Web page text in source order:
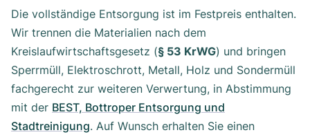
Die vollständige Entsorgung ist im Festpreis enthalten.
Wir trennen die Materialien nach dem
Kreislaufwirtschaftsgesetz (§ 53 KrWG) und bringen
Sperrmüll, Elektroschrott, Metall, Holz und Sondermüll
fachgerecht zur weiteren Verwertung, in Abstimmung
mit der BEST, Bottroper Entsorgung und
Stadtreinigung. Auf Wunsch erhalten Sie einen